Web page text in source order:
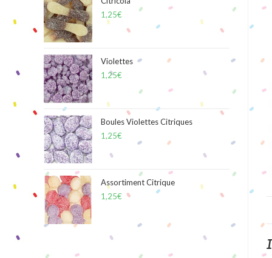
1,25€
Violettes
1,25€
Boules Violettes Citriques
1,25€
Assortiment Citrique
1,25€